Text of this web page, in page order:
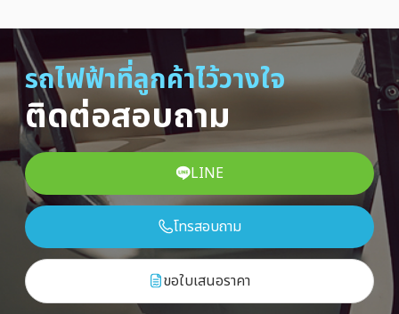
รถไฟฟ้าที่ลูกค้าไว้วางใจ
ติดต่อสอบถาม
LINE
โทรสอบถาม
ขอใบเสนอราคา